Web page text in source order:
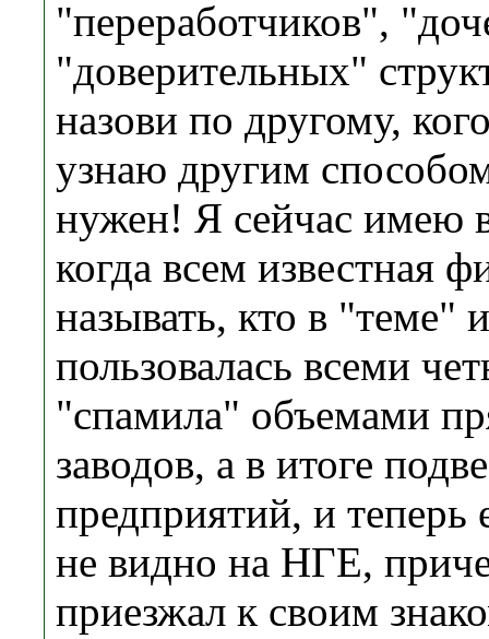
"переработчиков",
"доверительных"
назови по другому,
узнаю другим
нужен! Я сейчас имею
когда всем известная
называть, кто в "теме"
пользовалась всеми
"спамила" объемами
заводов, а в итоге
предприятий, и теперь
не видно на НГЕ,
приезжал к своим